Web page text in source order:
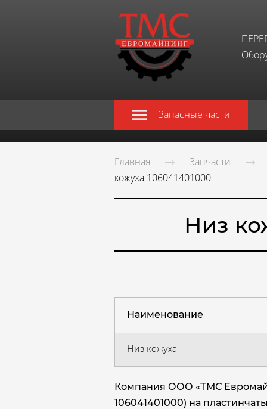
Запасные части
Главная
Запчасти
кожуха 106041401000
Низ
Наименование
Низ кожуха
Компания ООО «ТМС
106041401000) на